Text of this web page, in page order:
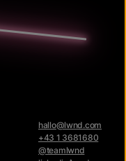
hallo@lwnd.com
+43 1 3681680
@teamlwnd